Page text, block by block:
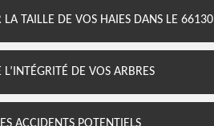
LA TAILLE DE VOS HAIES DANS LE 66130
DE VOS ARBRES